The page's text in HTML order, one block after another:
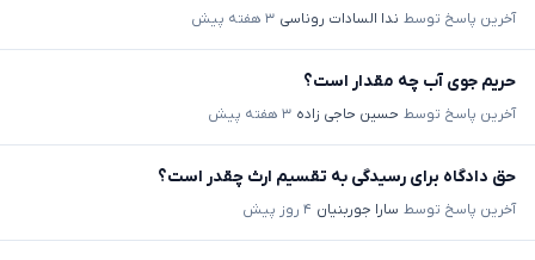
آخرین پاسخ توسط ندا السادات روناسی ۳ هفته پیش
حریم جوی آب چه مقدار است؟
آخرین پاسخ توسط حسین حاجی زاده ۳ هفته پیش
حق دادگاه برای رسیدگی به تقسیم ارث چقدر است؟
آخرین پاسخ توسط سارا جوربنیان ۴ روز پیش